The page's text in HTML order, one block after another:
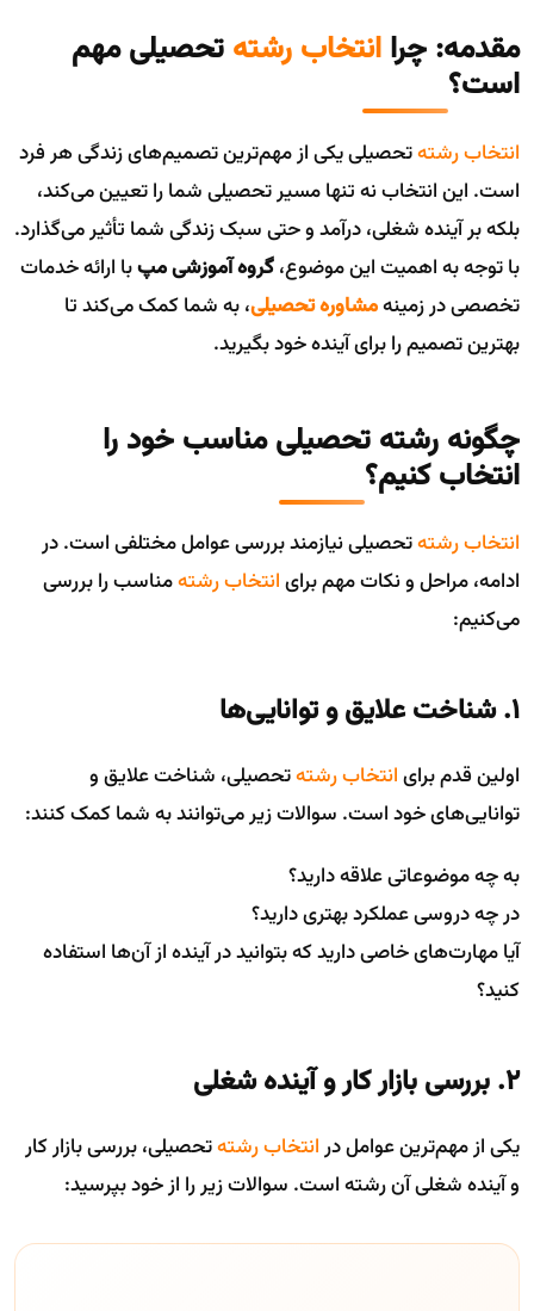
مقدمه: چرا انتخاب رشته تحصیلی مهم
است؟
انتخاب رشتهتحصیلی یکی از مهم‌ترین تصمیم‌های زندگی هر فرد
است. این انتخاب نه تنها مسیر تحصیلی شما را تعیین می‌کند،
بلکه بر آینده شغلی، درآمد و حتی سبک زندگی شما تأثیر می‌گذارد.
با توجه به اهمیت این موضوع،گروه آموزشی مپبا ارائه خدمات
تخصصی در زمینهمشاوره تحصیلی، به شما کمک می‌کند تا
بهترین تصمیم را برای آینده خود بگیرید.
چگونه رشته تحصیلی مناسب خود را
انتخاب کنیم؟
انتخاب رشتهتحصیلی نیازمند بررسی عوامل مختلفی است. در
ادامه، مراحل و نکات مهم برایانتخاب رشتهمناسب را بررسی
می‌کنیم:
۱. شناخت علایق و توانایی‌ها
اولین قدم برایانتخاب رشتهتحصیلی، شناخت علایق و
توانایی‌های خود است. سوالات زیر می‌توانند به شما کمک کنند:
به چه موضوعاتی علاقه دارید؟
در چه دروسی عملکرد بهتری دارید؟
آیا مهارت‌های خاصی دارید که بتوانید در آینده از آن‌ها استفاده
کنید؟
۲. بررسی بازار کار و آینده شغلی
یکی از مهم‌ترین عوامل درانتخاب رشتهتحصیلی، بررسی بازار کار
و آینده شغلی آن رشته است. سوالات زیر را از خود بپرسید: